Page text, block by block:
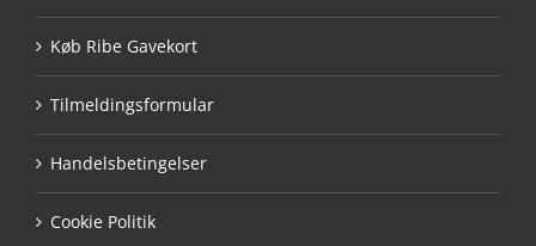
Køb Ribe Gavekort
Tilmeldingsformular
Handelsbetingelser
Cookie Politik